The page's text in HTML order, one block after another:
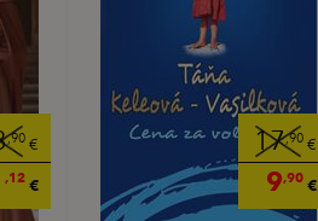
,90€
,12€
17,90€
9,90€